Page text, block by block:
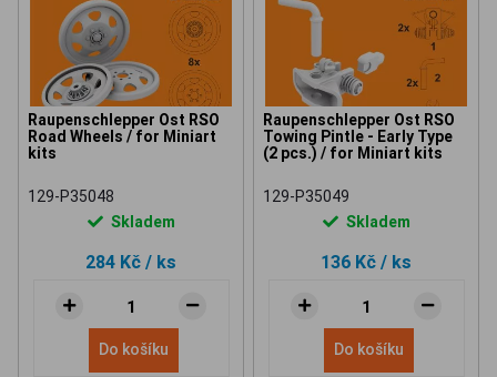
Raupenschlepper Ost RSO
Road Wheels / for Miniart
kits
129-P35048
Skladem
284 Kč / ks
Do košíku
Raupenschlepper Ost RSO
Towing Pintle - Early Type
(2 pcs.) / for Miniart kits
129-P35049
Skladem
136 Kč / ks
Do košíku